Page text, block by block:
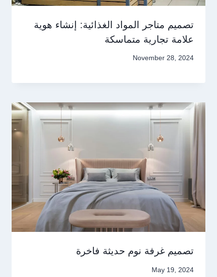
تصميم متاجر المواد الغذائية: إنشاء هوية
علامة تجارية متماسكة
November 28, 2024
تصميم غرفة نوم حديثة فاخرة
May 19, 2024